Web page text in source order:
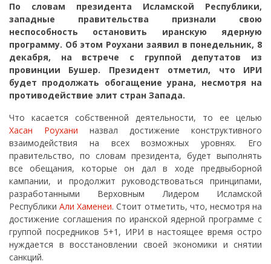
По словам президента Исламской Республики,
западные правительства признали свою
неспособность остановить иранскую ядерную
программу. Об этом Роухани заявил в понедельник, 8
декабря, на встрече с группой депутатов из
провинции Бушер. Президент отметил, что ИРИ
будет продолжать обогащение урана, несмотря на
противодействие элит стран Запада.
Что касается собственной деятельности, то ее целью
Хасан Роухани назвал достижение конструктивного
взаимодействия на всех возможных уровнях. Его
правительство, по словам президента, будет выполнять
все обещания, которые он дал в ходе предвыборной
кампании, и продолжит руководствоваться принципами,
разработанными Верховным Лидером Исламской
РеспубликиАли Хаменеи. Стоит отметить, что, несмотря на
достижение соглашения по иранской ядерной программе с
группой посредников 5+1, ИРИ в настоящее время остро
нуждается в восстановлении своей экономики и снятии
санкций.